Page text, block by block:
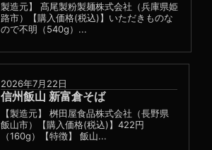
製造元】 髙尾製粉製麺株式会社（兵庫県姫
路市）【購入価格(税込)】いただきものな
ので不明（540g）...
2026年7月22日
信州飯山 新富倉そば
【製造元】 桝田屋食品株式会社（長野県
飯山市）【購入価格(税込)】422円
（160g）【特徴】 飯山...